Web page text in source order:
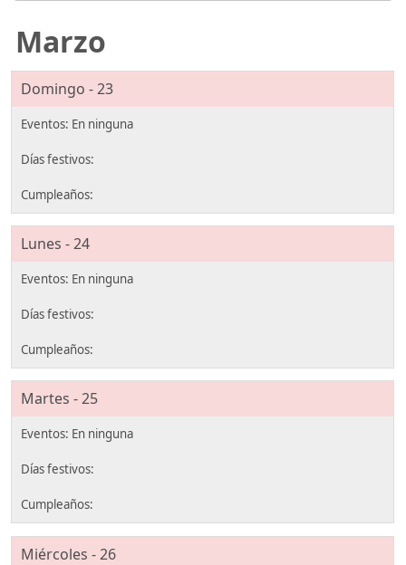
Marzo
Domingo - 23
Lunes - 24
Martes - 25
Miércoles - 26